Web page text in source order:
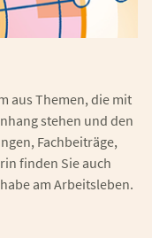
aus Themen, die mit
stehen und den
Fachbeiträge,
finden Sie auch
am Arbeitsleben.